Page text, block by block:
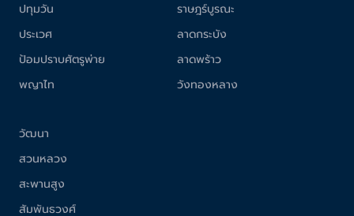
ปทุมวัน
ประเวศ
ป้อมปราบศัตรูพ่าย
พญาไท
ราษฎร์บูรณะ
ลาดกระบัง
ลาดพร้าว
วังทองหลาง
วัฒนา
สวนหลวง
สะพานสูง
สัมพันธวงศ์